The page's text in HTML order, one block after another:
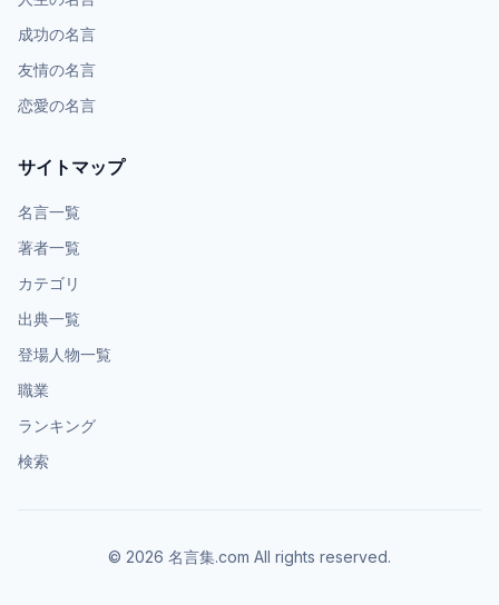
成功の名言
友情の名言
恋愛の名言
サイトマップ
名言一覧
著者一覧
カテゴリ
出典一覧
登場人物一覧
職業
ランキング
検索
© 2026 名言集.com All rights reserved.